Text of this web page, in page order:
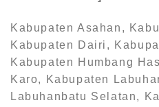
Kabupaten Asahan,
Kabupaten Dairi,
Kabupaten Humbang
Karo, Kabupaten
Labuhanbatu Selatan,